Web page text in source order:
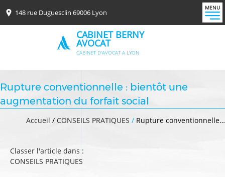
148 rue Duguesclin 69006 Lyon
CABINET BERNY
AVOCAT
CABINET D'AVOCAT A LYON
MENU
Rupture conventionnelle : bientôt une
augmentation du forfait social
Accueil / CONSEILS PRATIQUES / Rupture conventionnelle…
Classer l'article dans :
CONSEILS PRATIQUES